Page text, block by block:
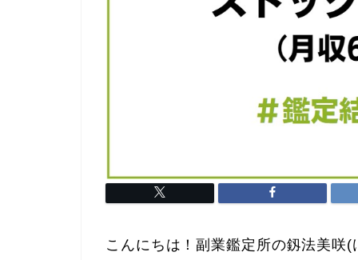
こんにちは！副業鑑定所の釼法美咲